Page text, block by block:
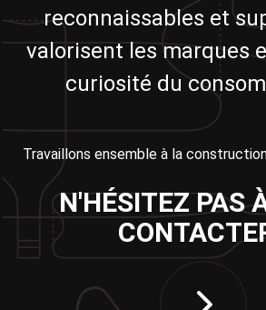
reconnaissables et
valorisent les marques
curiosité du
Travaillons ensemble à la
N'HÉSITEZ PAS